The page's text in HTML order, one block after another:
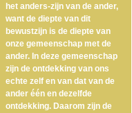
het anders-zijn van de ander,
want de diepte van dit
bewustzijn is de diepte van
onze gemeenschap met de
ander. In deze gemeenschap
zijn de ontdekking van ons
echte zelf en van dat van de
ander één en dezelfde
ontdekking. Daarom zijn de